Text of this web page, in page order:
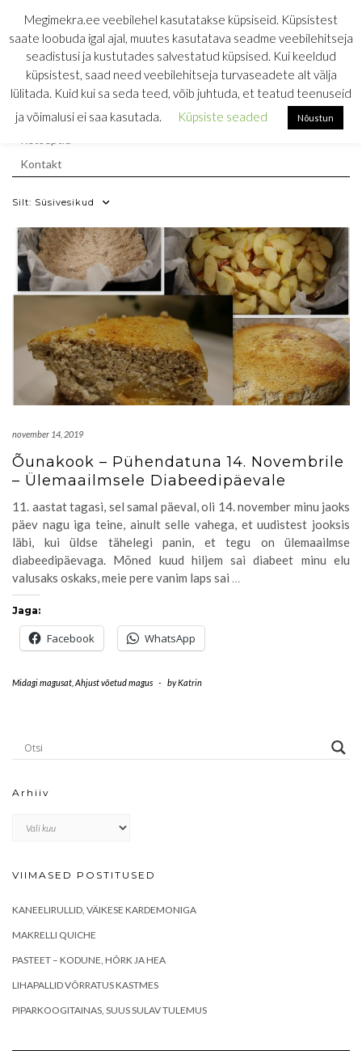
content
MEGIMEKRA
RETSEPTIKOGU
söömine on ainus töö, mis toidab
Esileht
Kontakt
Silt: Süsivesikud
november 14, 2019
Õunakook – Pühendatuna 14. Novembrile
– Ülemaailmsele Diabeedipäevale
11. aastat tagasi, sel samal päeval, oli 14. november minu jaoks
päev nagu iga teine, ainult selle vahega, et uudistest jooksis
läbi, kui üldse tähelegi panin, et tegu on ülemaailmse
diabeedipäevaga. Mõned kuud hiljem sai diabeet minu elu
valusaks oskaks, meie pere vanim laps sai …
Jaga:
Facebook WhatsApp
Midagi magusat Ahjust võetud magus - byKatrin
Arhiiv
Arhiiv
VIIMASED POSTITUSED
KANEELIRULLID, VÄIKESE KARDEMONIGA
MAKRELLI QUICHE
PASTEET – KODUNE, HÕRK JA HEA
LIHAPALLID VÕRRATUS KASTMES
PIPARKOOGITAINAS, SUUS SULAV TULEMUS
Megimekra.ee veebilehel kasutatakse küpsiseid. Küpsistest
saate loobuda igal ajal, muutes kasutatava seadme veebilehitseja
seadistusi ja kustutades salvestatud küpsised. Kui keeldud
küpsistest, saad need veebilehitseja turvaseadete alt välja
lülitada. Kuid kui sa seda teed, võib juhtuda, et teatud teenuseid
ja võimalusi ei saa kasutada.
Küpsiste seaded Nõustun